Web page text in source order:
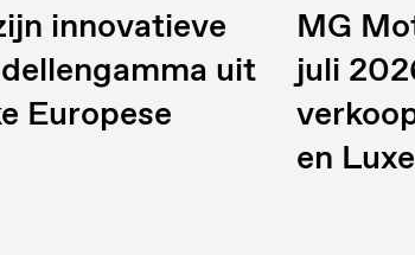
innovatieve
uit
Europese
MG
juli
en